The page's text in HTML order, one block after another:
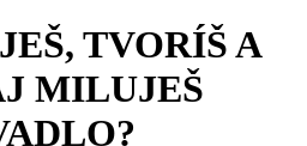
TVORÍŠ A
MILUJEŠ